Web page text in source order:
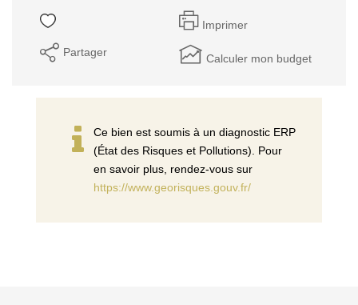
Imprimer
Partager Calculer mon budget
Ce bien est soumis à un diagnostic ERP
(État des Risques et Pollutions). Pour
en savoir plus, rendez-vous sur
https://www.georisques.gouv.fr/